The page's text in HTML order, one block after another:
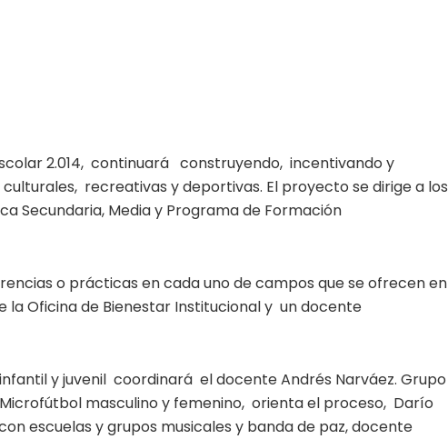
2.014, continuará construyendo, incentivando y
recreativas y deportivas. El proyecto se dirige a los
Secundaria, Media y Programa de Formación
o prácticas en cada uno de campos que se ofrecen en
Oficina de Bienestar Institucional y un docente
y juvenil coordinará el docente Andrés Narváez. Grupo
masculino y femenino, orienta el proceso, Darío
escuelas y grupos musicales y banda de paz, docente